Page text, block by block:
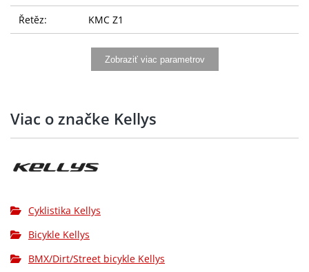
Řetěz: KMC Z1
PROWHEEL DMJ (32T) - délka 170 mm
Hlavové
složení:
1.5" semi-integrated
Pedály:
SCADA thermoplastic platform (CrMo axle,
Ráfky: KLS Asesino 30 Disc 559x30 (32 děr)
Přední
náboj:
KT Disc (15x100 mm) / KT Disc single-speed
(32 děr)
Zobraziť viac parametrov
Viac o značke Kellys
Cyklistika Kellys
Bicykle Kellys
BMX/Dirt/Street bicykle Kellys